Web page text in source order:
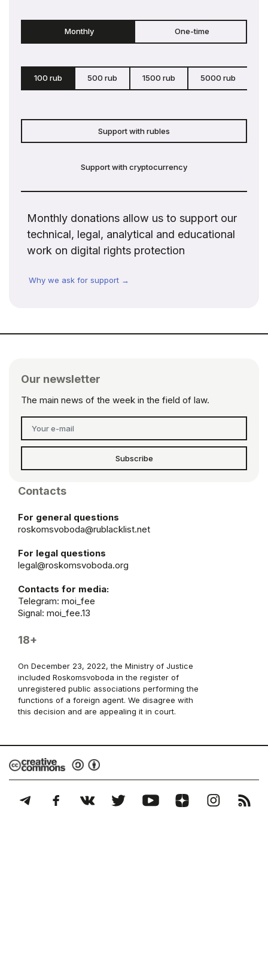
Monthly One-time
100 rub 500 rub 1500 rub 5000 rub
Support with rubles
Support with cryptocurrency
Monthly donations allow us to support our
technical, legal, analytical and educational
work on digital rights protection
Why we ask for support →
Our newsletter
The main news of the week in the field of law.
Subscribe
Contacts
For general questions
roskomsvoboda@rublacklist.net
For legal questions
legal@roskomsvoboda.org
Contacts for media:
Telegram: moi_fee
Signal: moi_fee.13
18+
On December 23, 2022, the Ministry of Justice
included Roskomsvoboda in the register of
unregistered public associations performing the
functions of a foreign agent. We disagree with
this decision and are appealing it in court.